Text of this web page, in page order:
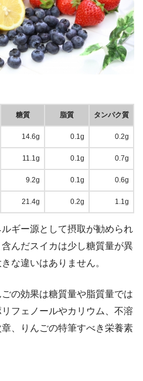
糖質 脂質 タンパク質
14.6g 0.1g 0.2g
11.1g 0.1g 0.7g
9.2g 0.1g 0.6g
21.4g 0.2g 1.1g
ギー源として摂取が勧められ
んだスイカは少し糖質量が異
な違いはありません。
の効果は糖質量や脂質量では
フェノールやカリウム、不溶
、りんごの特筆すべき栄養素